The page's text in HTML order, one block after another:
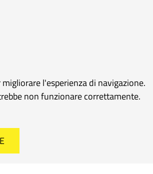
l'esperienza di navigazione.
non funzionare correttamente.